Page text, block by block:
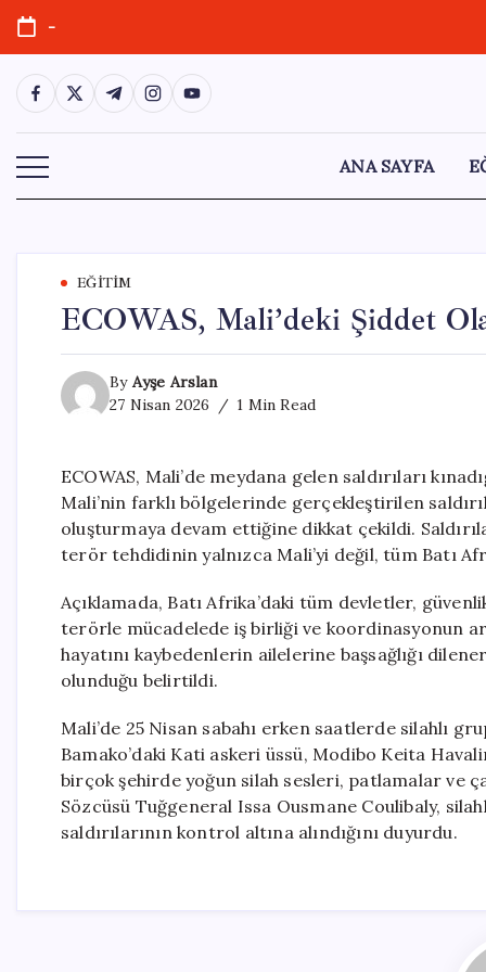
Skip
content
-
https://www.facebook.com/
https://twitter.com/
https://t.me/
https://www.instagram.com/
https://youtube.com/
ANA SAYFA
EĞITIM
ECOWAS, Mali’deki Şiddet
By Ayşe Arslan
27 Nisan 2026
1 Min Read
ECOWAS, Mali’de meydana gelen saldırıları
Mali’nin farklı bölgelerinde gerçekleştirilen
oluşturmaya devam ettiğine dikkat çekildi.
terör tehdidinin yalnızca Mali’yi değil, tüm Batı
Açıklamada, Batı Afrika’daki tüm devletler,
terörle mücadelede iş birliği ve koordinasyonun
hayatını kaybedenlerin ailelerine başsağlığı
olunduğu belirtildi.
Mali’de 25 Nisan sabahı erken saatlerde silahlı
Bamako’daki Kati askeri üssü, Modibo Keita
birçok şehirde yoğun silah sesleri, patlamalar ve
Sözcüsü Tuğgeneral Issa Ousmane Coulibaly,
saldırılarının kontrol altına alındığını duyurdu.